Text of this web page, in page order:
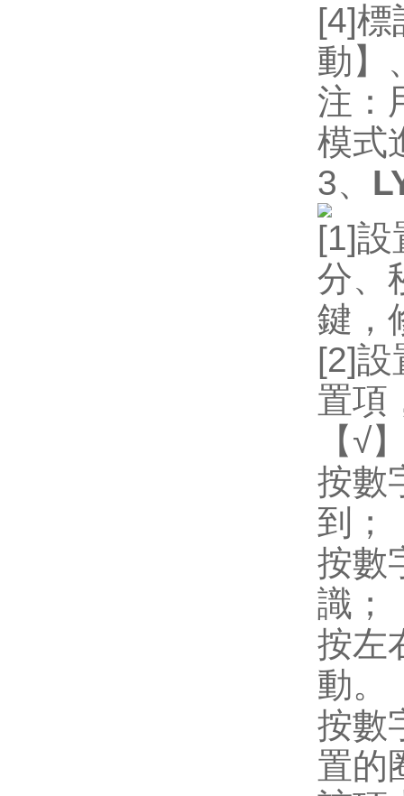
[4]標
動】
注：
模式
3、
[1]設
分、
鍵，
[2]設
置項
【√
按數
到；
按數
識；
按左
動。
按數
置的